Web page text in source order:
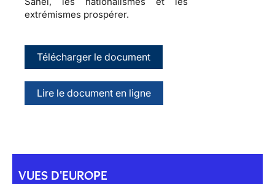
extrémismes prospérer.
Télécharger le document
Lire le document en ligne
VUES D'EUROPE